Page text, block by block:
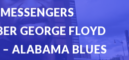
GEORGE FLOYD
– ALABAMA BLUES